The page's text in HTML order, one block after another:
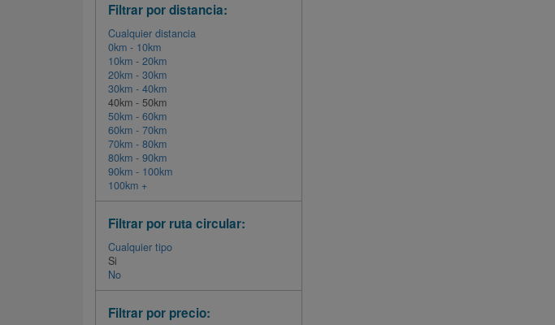
Filtrar por distancia:
Cualquier distancia
0km - 10km
10km - 20km
20km - 30km
30km - 40km
40km - 50km
50km - 60km
60km - 70km
70km - 80km
80km - 90km
90km - 100km
100km +
Filtrar por ruta circular:
Cualquier tipo
Si
No
Filtrar por precio: